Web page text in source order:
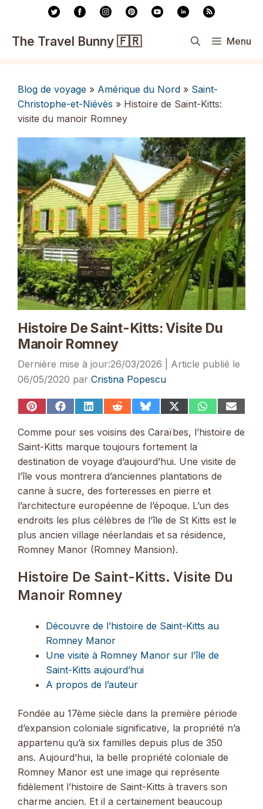
contenu
The Travel Bunny 🇫🇷 Menu
Blog de voyage » Amérique du Nord » Saint-
Christophe-et-Niévès » Histoire de Saint-Kitts:
visite du manoir Romney
Histoire De Saint-Kitts: Visite Du
Manoir Romney
26/03/2026
06/05/2020 par Cristina Popescu
ShareShare
Facebook
Share
LinkedIn
Share
Reddit
Share
Bluesky
Share
X
(Twitter)
Share
WhatsApp
Share
Email
Comme pour ses voisins des Caraïbes, l’histoire de
Saint-Kitts marque toujours fortement la
destination de voyage d’aujourd’hui. Une visite de
l’île vous montrera d’anciennes plantations de
canne à sucre, des forteresses en pierre et
l’architecture européenne de l’époque. L’un des
endroits les plus célèbres de l’île de St Kitts est le
plus ancien village néerlandais et sa résidence,
Romney Manor (Romney Mansion).
Histoire De Saint-Kitts. Visite Du
Manoir Romney
Découvre de l’histoire de Saint-Kitts au
Romney Manor
Une visite à Romney Manor sur l’île de
Saint-Kitts aujourd’hui
A propos de l’auteur
Fondée au 17ème siècle dans la première période
d’expansion coloniale significative, la propriété n’a
appartenu qu’à six familles depuis plus de 350
ans. Aujourd’hui, la belle propriété coloniale de
Romney Manor est une image qui représente
fidèlement l’histoire de Saint-Kitts à travers son
charme ancien. Et il a certainement beaucoup